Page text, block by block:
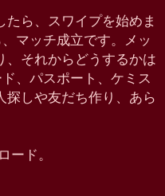
ら、スワイプを始めま
マッチ成立です。メッ
、それからどうするかは
、パスポート、ケミス
探しや友だち作り、あら
ード。